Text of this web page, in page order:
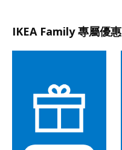
IKEA Family 專屬優惠